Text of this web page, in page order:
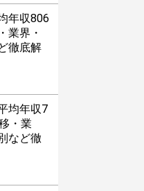
年収806
業界・
徹底解
均年収7
・業
など徹